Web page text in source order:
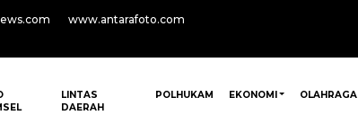
www.antarafoto.com
LINTAS
DAERAH
POLHUKAM EKONOMI OLAHRAGA